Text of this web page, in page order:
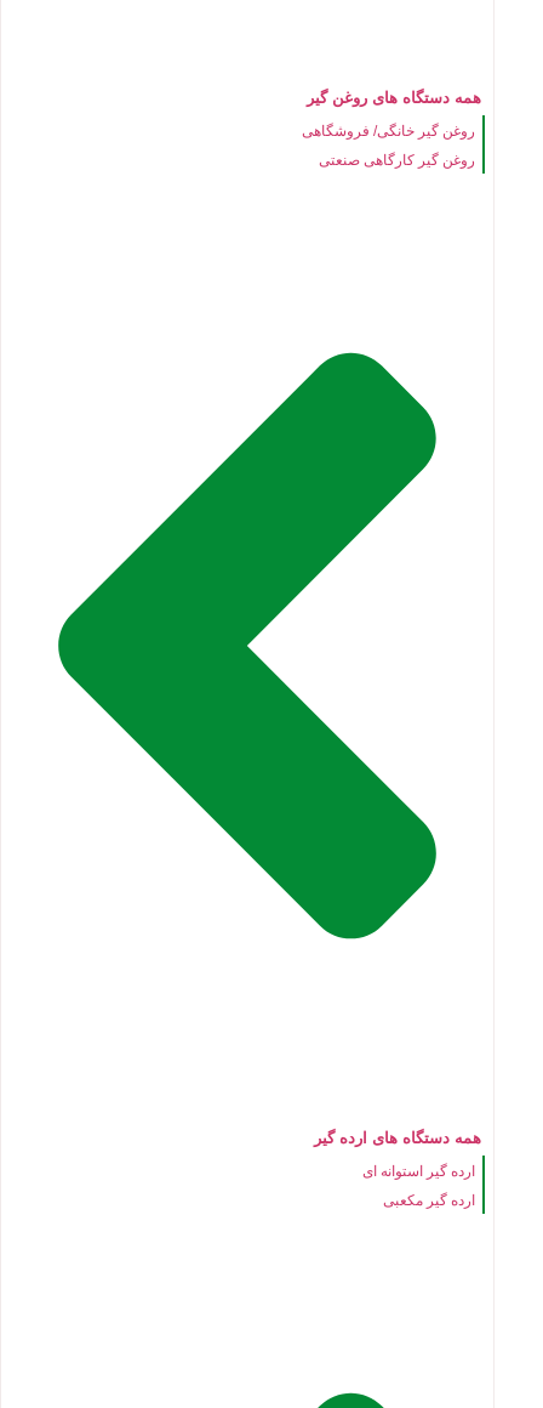
همه دستگاه های روغن گیر
روغن گیر خانگی/ فروشگاهی
روغن گیر کارگاهی صنعتی
همه دستگاه های ارده گیر
ارده گیر استوانه ای
ارده گیر مکعبی